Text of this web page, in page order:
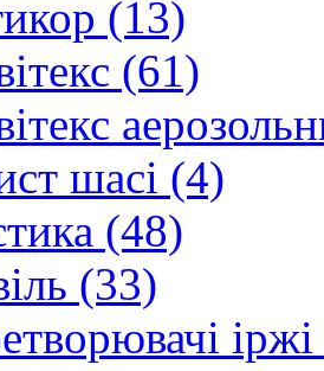
(13)
(61)
шасі (4)
(48)
(33)